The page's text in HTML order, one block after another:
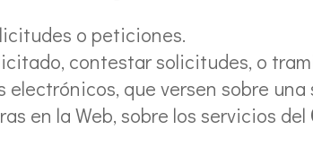
o peticiones.
contestar solicitudes, o
que versen sobre una
en la Web, sobre los servicios del